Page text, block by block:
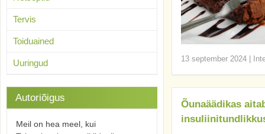
13 september 2024
Õunaäädikas
Tervis
Toiduained
Uuringud
Autoriõigus
Meil on hea meel, kui